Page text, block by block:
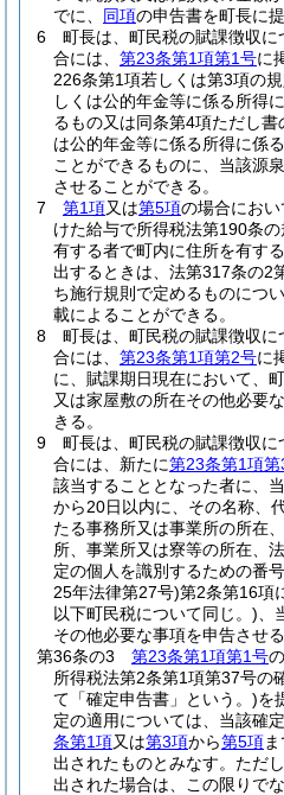
でに、 同項の申告書を町長に
6
町長は、町民税の賦課徴収
合には、 第23条第1項第1号に
226条第1項若しくは第3項の
しくは公的年金等に係る所得
るもの又は同条第4項ただし書
は公的年金等に係る所得に係
ことができるものに、当該源
させることができる。
7
第1項又は第5項の場合にお
けた給与で所得税法第190条
有する者で町内に住所を有する
出するときは、法第317条の2
ち施行規則で定めるものにつ
載によることができる。
8
町長は、町民税の賦課徴収
合には、 第23条第1項第2号に
に、賦課期日現在において、
又は家屋敷の所在その他必要
きる。
9
町長は、町民税の賦課徴収
合には、新たに第23条第1項第
該当することとなった者に、
から20日以内に、その名称、
たる事務所又は事業所の所在
所、事業所又は寮等の所在、
定の個人を識別するための番
25年法律第27号)第2条第16項
以下町民税について同じ。)
その他必要な事項を申告させ
第36条の3
第23条第1項第1号
所得税法第2条第1項第37号の
て「確定申告書」という。)を
定の適用については、当該確
条第1項又は第3項から第5項
出されたものとみなす。 ただ
出された場合は、この限りでな